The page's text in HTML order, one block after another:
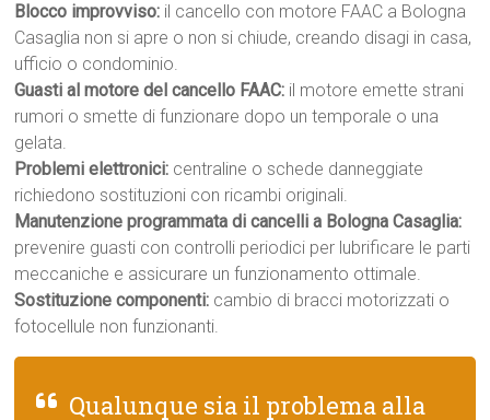
Blocco improvviso: il cancello con motore FAAC a Bologna
Casaglia non si apre o non si chiude, creando disagi in casa,
ufficio o condominio.
Guasti al motore del cancello FAAC: il motore emette strani
rumori o smette di funzionare dopo un temporale o una
gelata.
Problemi elettronici: centraline o schede danneggiate
richiedono sostituzioni con ricambi originali.
Manutenzione programmata di cancelli a Bologna Casaglia:
prevenire guasti con controlli periodici per lubrificare le parti
meccaniche e assicurare un funzionamento ottimale.
Sostituzione componenti: cambio di bracci motorizzati o
fotocellule non funzionanti.
Qualunque sia il problema alla